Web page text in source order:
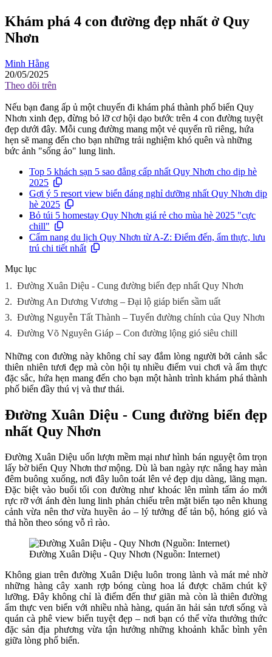
Khám phá 4 con đường đẹp nhất ở Quy
Nhơn
Minh Hằng
20/05/2025
Theo dõi trên
Nếu bạn đang ấp ủ một chuyến đi khám phá thành phố biển Quy
Nhơn xinh đẹp, đừng bỏ lỡ cơ hội dạo bước trên 4 con đường tuyệt
đẹp dưới đây. Mỗi cung đường mang một vẻ quyến rũ riêng, hứa
hẹn sẽ mang đến cho bạn những trải nghiệm khó quên và những
bức ảnh "sống ảo" lung linh.
Top 5 khách sạn 5 sao đẳng cấp nhất Quy Nhơn cho dịp hè
2025
Gợi ý 5 resort view biển đáng nghỉ dưỡng nhất Quy Nhơn dịp
hè 2025
Bỏ túi 5 homestay Quy Nhơn giá rẻ cho mùa hè 2025 "cực
chill"
Cẩm nang du lịch Quy Nhơn từ A-Z: Điểm đến, ẩm thực, lưu
trú chi tiết nhất
Mục lục
1. Đường Xuân Diệu - Cung đường biển đẹp nhất Quy Nhơn
2. Đường An Dương Vương – Đại lộ giáp biển sầm uất
3. Đường Nguyễn Tất Thành – Tuyến đường chính của Quy Nhơn
4. Đường Võ Nguyên Giáp – Con đường lộng gió siêu chill
Những con đường này không chỉ say đắm lòng người bởi cảnh sắc
thiên nhiên tươi đẹp mà còn hội tụ nhiều điểm vui chơi và ẩm thực
đặc sắc, hứa hẹn mang đến cho bạn một hành trình khám phá thành
phố biển đầy thú vị và thư thái.
Đường Xuân Diệu - Cung đường biển đẹp
nhất Quy Nhơn
Đường Xuân Diệu uốn lượn mềm mại như hình bán nguyệt ôm trọn
lấy bờ biển Quy Nhơn thơ mộng. Dù là ban ngày rực nắng hay màn
đêm buông xuống, nơi đây luôn toát lên vẻ đẹp dịu dàng, lãng mạn.
Đặc biệt vào buổi tối con đường như khoác lên mình tấm áo mới
rực rỡ với ánh đèn lung linh phản chiếu trên mặt biển tạo nên khung
cảnh vừa nên thơ vừa huyền ảo – lý tưởng để tản bộ, hóng gió và
thả hồn theo sóng vỗ rì rào.
Đường Xuân Diệu - Quy Nhơn (Nguồn: Internet)
Không gian trên đường Xuân Diệu luôn trong lành và mát mẻ nhờ
những hàng cây xanh rợp bóng cùng hoa lá được chăm chút kỹ
lưỡng. Đây không chỉ là điểm đến thư giãn mà còn là thiên đường
ẩm thực ven biển với nhiều nhà hàng, quán ăn hải sản tươi sống và
quán cà phê view biển tuyệt đẹp – nơi bạn có thể vừa thưởng thức
đặc sản địa phương vừa tận hưởng những khoảnh khắc bình yên
giữa lòng phố biển.